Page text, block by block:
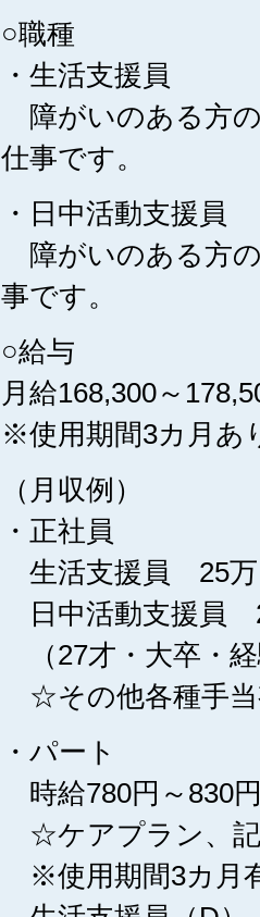
○職種
・生活支援員
障がいのある方
仕事です。
・日中活動支援員
障がいのある方
事です。
○給与
月給168,300～
※使用期間3カ月あ
（月収例）
・正社員
生活支援員 25万
日中活動支援員
（27才・大卒・
☆その他各種手
・パート
時給780円～830
☆ケアプラン、記
※使用期間3カ月